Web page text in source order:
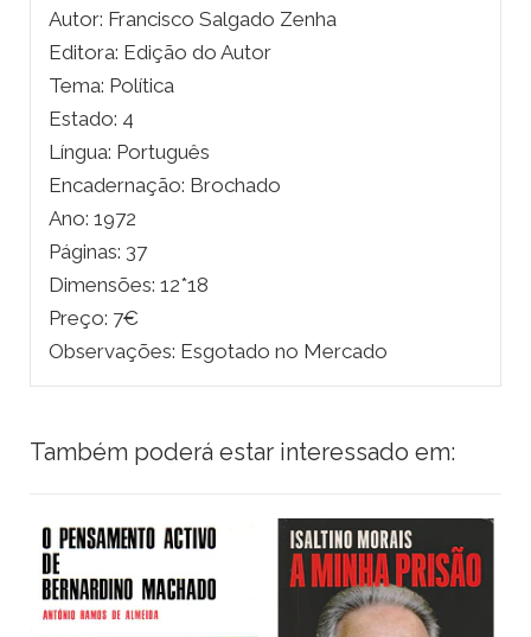
Autor: Francisco Salgado Zenha
Editora: Edição do Autor
Tema: Política
Estado: 4
Língua: Português
Encadernação: Brochado
Ano: 1972
Páginas: 37
Dimensões: 12*18
Preço: 7€
Observações: Esgotado no Mercado
Também poderá estar interessado em: